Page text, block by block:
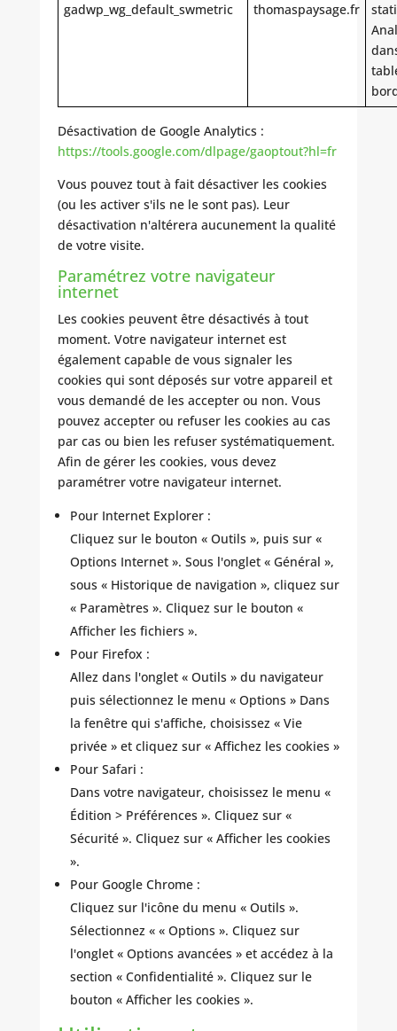
gadwp_wg_default_swmetric thomaspaysage.fr
Désactivation de Google Analytics :
https://tools.google.com/dlpage/gaoptout?hl=fr
Vous pouvez tout à fait désactiver les cookies
(ou les activer s'ils ne le sont pas). Leur
désactivation n'altérera aucunement la qualité
de votre visite.
Paramétrez votre navigateur
internet
Les cookies peuvent être désactivés à tout
moment. Votre navigateur internet est
également capable de vous signaler les
cookies qui sont déposés sur votre appareil et
vous demandé de les accepter ou non. Vous
pouvez accepter ou refuser les cookies au cas
par cas ou bien les refuser systématiquement.
Afin de gérer les cookies, vous devez
paramétrer votre navigateur internet.
Pour Internet Explorer :
Cliquez sur le bouton « Outils », puis sur «
Options Internet ». Sous l'onglet « Général »,
sous « Historique de navigation », cliquez sur
« Paramètres ». Cliquez sur le bouton «
Afficher les fichiers ».
Pour Firefox :
Allez dans l'onglet « Outils » du navigateur
puis sélectionnez le menu « Options » Dans
la fenêtre qui s'affiche, choisissez « Vie
privée » et cliquez sur « Affichez les cookies »
Pour Safari :
Dans votre navigateur, choisissez le menu «
Édition > Préférences ». Cliquez sur «
Sécurité ». Cliquez sur « Afficher les cookies
».
Pour Google Chrome :
Cliquez sur l'icône du menu « Outils ».
Sélectionnez « « Options ». Cliquez sur
l'onglet « Options avancées » et accédez à la
section « Confidentialité ». Cliquez sur le
bouton « Afficher les cookies ».